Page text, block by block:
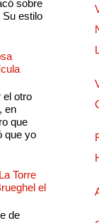
sobre
estilo
el otro
en
que
que yo
Torre
el
de